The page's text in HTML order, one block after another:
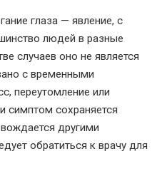
глаза — явление, с
людей в разные
случаев оно не является
с временными
переутомление или
симптом сохраняется
другими
обратиться к врачу для